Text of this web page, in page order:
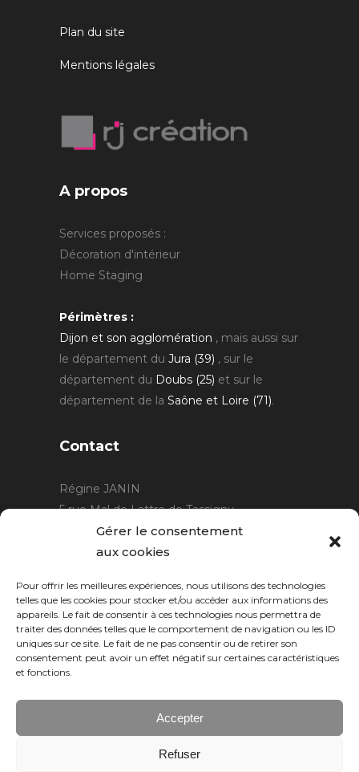
Gérer le consentement
aux cookies
Pour offrir les meilleures expériences, nous utilisons des technologies
telles que les cookies pour stocker et/ou accéder aux informations des
appareils. Le fait de consentir à ces technologies nous permettra de
traiter des données telles que le comportement de navigation ou les ID
uniques sur ce site. Le fait de ne pas consentir ou de retirer son
consentement peut avoir un effet négatif sur certaines caractéristiques
et fonctions.
Accepter
Refuser
Plan du site
Mentions légales
A propos
Services proposés :
Décoration d'intérieur
Home Staging
Périmètres :
Dijon et son agglomération , mais aussi sur
le département du Jura (39) , sur le
département du Doubs (25) et sur le
département de la Saône et Loire (71).
Contact
Régine JANIN
5 rue Mal de Lattre de Tassigny
21220 Gevrey Chambertin
06 15 15 80 29
Horaires :sur rendez-vous.